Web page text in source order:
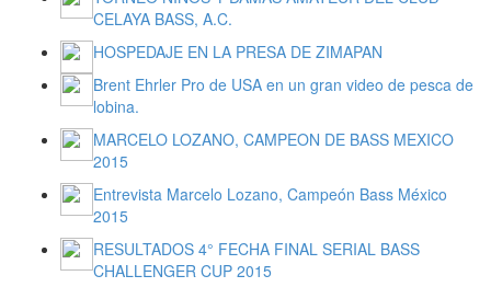
CELAYA BASS, A.C.
HOSPEDAJE EN LA PRESA DE ZIMAPAN
Brent Ehrler Pro de USA en un gran video de pesca de
lobina.
MARCELO LOZANO, CAMPEON DE BASS MEXICO
2015
Entrevista Marcelo Lozano, Campeón Bass México
2015
RESULTADOS 4° FECHA FINAL SERIAL BASS
CHALLENGER CUP 2015